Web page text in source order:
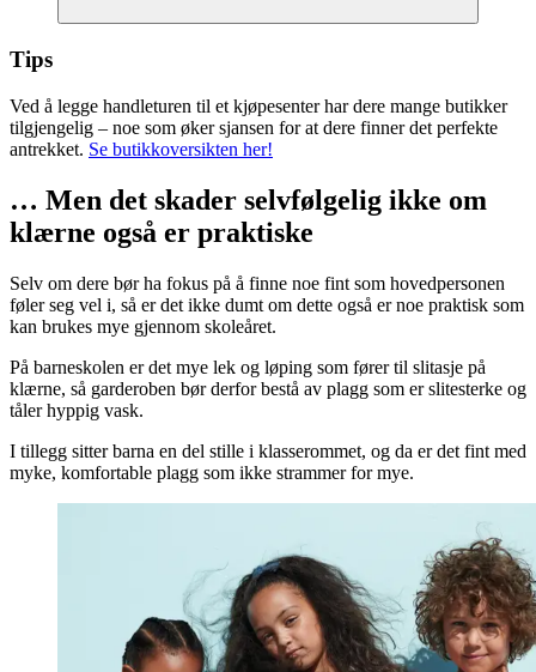
Tips
Ved å legge handleturen til et kjøpesenter har dere mange butikker
tilgjengelig – noe som øker sjansen for at dere finner det perfekte
antrekket. Se butikkoversikten her!
… Men det skader selvfølgelig ikke om
klærne også er praktiske
Selv om dere bør ha fokus på å finne noe fint som hovedpersonen
føler seg vel i, så er det ikke dumt om dette også er noe praktisk som
kan brukes mye gjennom skoleåret.
På barneskolen er det mye lek og løping som fører til slitasje på
klærne, så garderoben bør derfor bestå av plagg som er slitesterke og
tåler hyppig vask.
I tillegg sitter barna en del stille i klasserommet, og da er det fint med
myke, komfortable plagg som ikke strammer for mye.